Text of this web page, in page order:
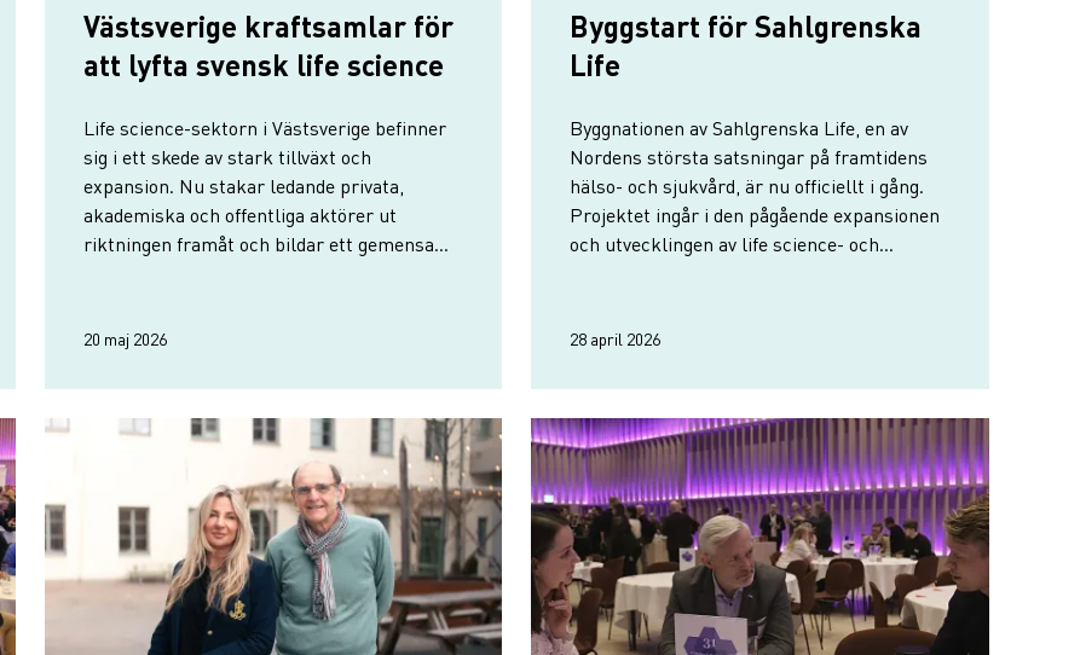
Västsverige kraftsamlar för
att lyfta svensk life science
Life science-sektorn i Västsverige befinner
sig i ett skede av stark tillväxt och
expansion. Nu stakar ledande privata,
akademiska och offentliga aktörer ut
riktningen framåt och bildar ett gemensamt
till Sveriges sam…
20 maj 2026
Byggstart för Sahlgrenska
Life
Byggnationen av Sahlgrenska Life, en av
Nordens största satsningar på framtidens
hälso- och sjukvård, är nu officiellt i gång.
Projektet ingår i den pågående expansionen
och utvecklingen av life science- och
28 april 2026